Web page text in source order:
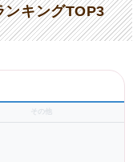
ンキングTOP3
その他